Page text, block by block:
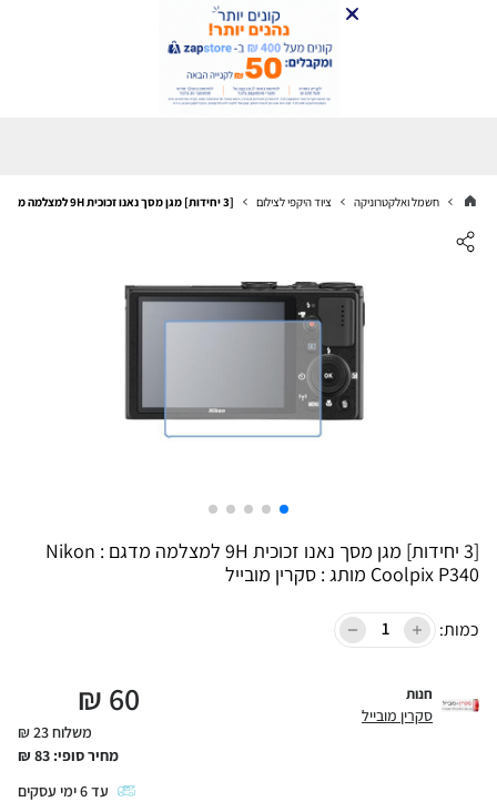
חשמל ואלקטרוניקה ציוד היקפי לצילום [3 יחידות] מגן מסך נאנו זכוכית 9H למצלמה מדגם : Nikon Coolpix P340 מותג : סקרין מובייל
[3 יחידות] מגן מסך נאנו זכוכית 9H למצלמה מדגם : Nikon
Coolpix P340 מותג : סקרין מובייל
כמות:
חנות
סקרין מובייל 60
₪
משלוח 23 ₪
מחיר סופי: 83
₪
עד6ימי עסקים